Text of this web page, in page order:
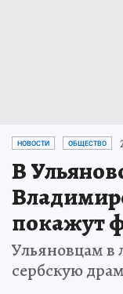
НОВОСТИ ОБЩЕСТВО
В
покажут
Ульяновцам в
сербскую